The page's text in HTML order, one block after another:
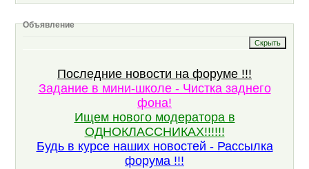
Объявление
Последние новости на форуме !!!
Задание в мини-школе - Чистка заднего
фона!
Ищем нового модератора в
ОДНОКЛАССНИКАХ!!!!!!
Будь в курсе наших новостей - Рассылка
форума !!!